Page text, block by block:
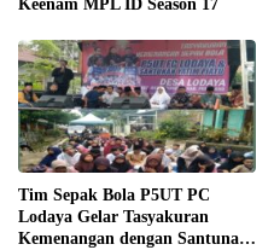
Keenam MPL ID Season 17
Tim Sepak Bola P5UT PC
Lodaya Gelar Tasyakuran
Kemenangan dengan Santunan